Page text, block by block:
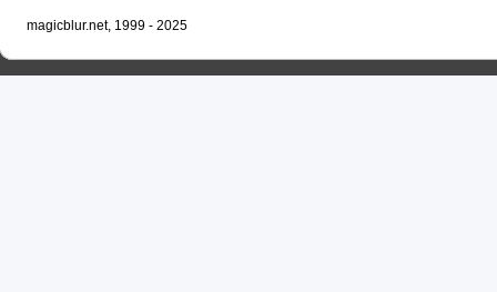
magicblur.net, 1999 - 2025